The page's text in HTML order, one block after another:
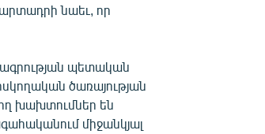
նաեւ, որ
պետական
ծառայության
խախտումներ են
միջանկյալ